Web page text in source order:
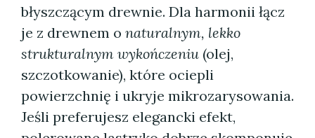
błyszczącym drewnie. Dla harmonii łącz
je z drewnem o naturalnym, lekko
strukturalnym wykończeniu (olej,
szczotkowanie), które ociepli
powierzchnię i ukryje mikrozarysowania.
Jeśli preferujesz elegancki efekt,